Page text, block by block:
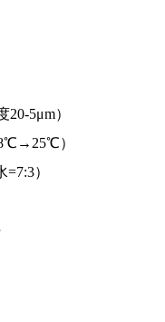
5μm）
）
）